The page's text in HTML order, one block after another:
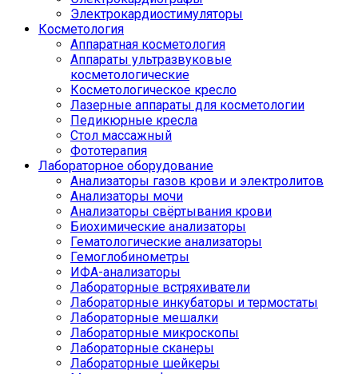
Электрокардиостимуляторы
Косметология
Аппаратная косметология
Аппараты ультразвуковые
косметологические
Косметологическое кресло
Лазерные аппараты для косметологии
Педикюрные кресла
Стол массажный
Фототерапия
Лабораторное оборудование
Анализаторы газов крови и электролитов
Анализаторы мочи
Анализаторы свёртывания крови
Биохимические анализаторы
Гематологические анализаторы
Гемоглобинометры
ИФА-анализаторы
Лабораторные встряхиватели
Лабораторные инкубаторы и термостаты
Лабораторные мешалки
Лабораторные микроскопы
Лабораторные сканеры
Лабораторные шейкеры